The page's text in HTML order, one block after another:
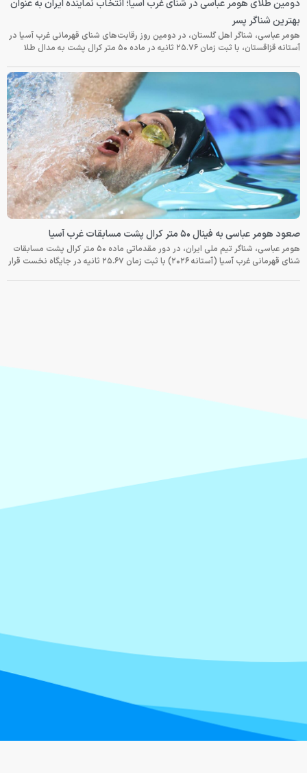
دومین طلای هومر عباسی در شنای غرب آسیا؛ انتخاب نماینده ایران به عنوان
بهترین شناگر پسر
هومر عباسی، شناگر اهل گلستان، در دومین روز رقابت‌های شنای قهرمانی غرب آسیا در
آستانه قزاقستان، با ثبت زمان ۲۵.۷۶ ثانیه در ماده ۵۰ متر کرال پشت به مدال طلا
صعود هومر عباسی به فینال ۵۰ متر کرال پشت مسابقات غرب آسیا
هومر عباسی، شناگر تیم ملی ایران، در دور مقدماتی ماده ۵۰ متر کرال پشت مسابقات
شنای قهرمانی غرب آسیا (آستانه ۲۰۲۶) با ثبت زمان ۲۵.۶۷ ثانیه در جایگاه نخست قرار